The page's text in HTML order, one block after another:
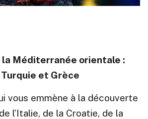
la Méditerranée orientale :
et Grèce
vous emmène à la découverte
l’Italie, de la Croatie, de la